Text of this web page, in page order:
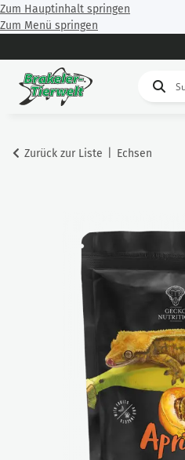
Zum Hauptinhalt springen
Zum Menü springen
Zurück zur Liste Echsen